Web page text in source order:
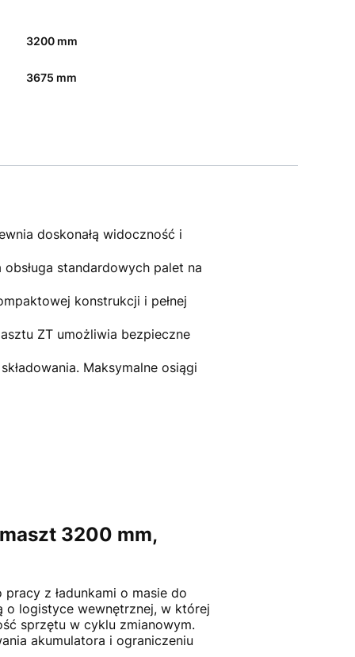
3200 mm
3675 mm
doskonałą widoczność i
standardowych palet na
konstrukcji i pełnej
ZT umożliwia bezpieczne
Maksymalne osiągi
3200 mm,
z ładunkami o masie do
o logistyce wewnętrznej, w której
sprzętu w cyklu zmianowym.
akumulatora i ograniczeniu